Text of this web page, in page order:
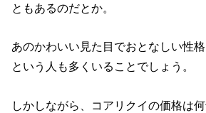
ともあるのだとか。
あのかわいい見た目でおとなしい性
という人も多くいることでしょう。
しかしながら、コアリクイの価格は